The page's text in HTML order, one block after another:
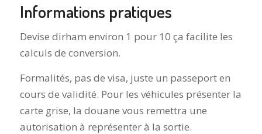
Informations pratiques
Devise dirham environ 1 pour 10 ça facilite les
calculs de conversion.
Formalités, pas de visa, juste un passeport en
cours de validité. Pour les véhicules présenter la
carte grise, la douane vous remettra une
autorisation à représenter à la sortie.